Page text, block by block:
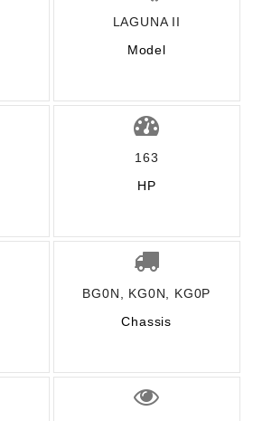
LAGUNA II
Model
163
HP
BG0N, KG0N, KG0P
Chassis